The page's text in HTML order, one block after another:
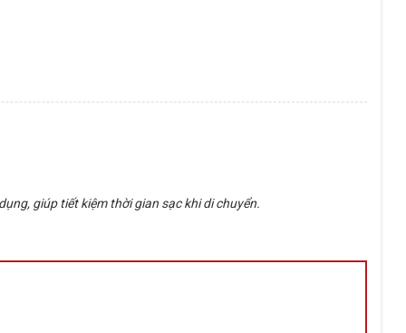
giúp tiết kiệm thời gian sạc khi di chuyển.